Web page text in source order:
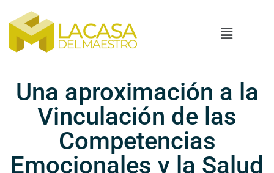
Una aproximación a la
Vinculación de las
Competencias
Emocionales y la Salud